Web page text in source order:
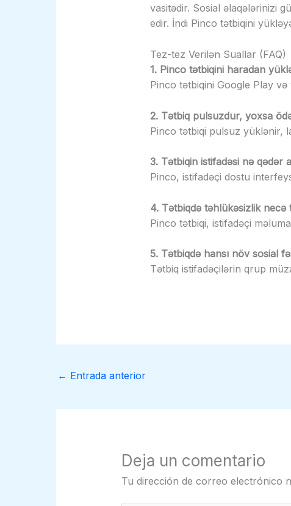
vasitədir. Sosial əlaqələrinizi
edir. İndi Pinco tətbiqini
Tez-tez Verilən Suallar (FAQ)
1. Pinco tətbiqini haradan
Pinco tətbiqini Google Play
2. Tətbiq pulsuzdur, yoxsa
Pinco tətbiqi pulsuz yüklənir,
3. Tətbiqin istifadəsi nə qədər
Pinco, istifadəçi dostu
4. Tətbiqdə təhlükəsizlik necə
Pinco tətbiqi, istifadəçi
5. Tətbiqdə hansı növ sosial
Tətbiq istifadəçilərin qrup
← Entrada anterior
Deja un comentario
Tu dirección de correo electrónico